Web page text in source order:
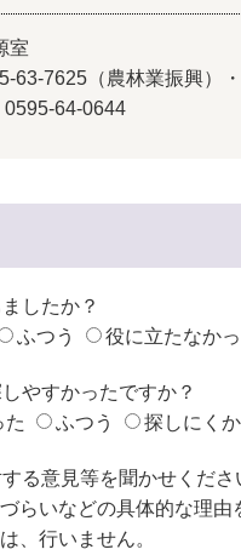
室
63-7625（農林業振興）
64-0644
したか？
ふつう 役に立たなか
やすかったですか？
た
ふつう 探しにく
る意見等を聞かせくださ
らいなどの具体的な理
、行いません。